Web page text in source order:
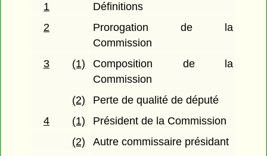
1
Définitions
2
Prorogation de la
Commission
3
(1)
Composition de la
Commission
(2)
Perte de qualité de député
4
(1)
Président de la Commission
(2)
Autre commissaire présidant